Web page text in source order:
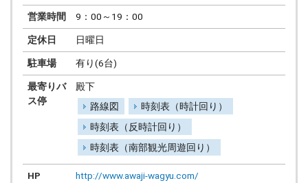
営業時間 9：00～19：00
定休日 日曜日
駐車場 有り(6台)
最寄りバ
ス停
殿下
路線図
時刻表（時計回り）
時刻表（反時計回り）
時刻表（南部観光周遊回り）
HP http://www.awaji-wagyu.com/